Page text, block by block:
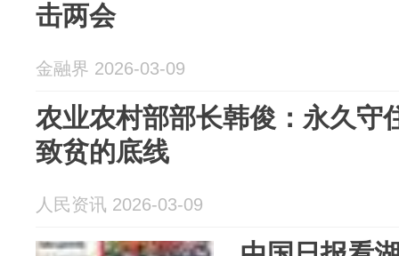
击两会
金融界 2026-03-09
农业农村部部长韩俊：永久守
致贫的底线
人民资讯 2026-03-09